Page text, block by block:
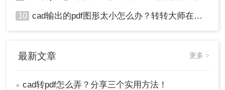
10 cad输出的pdf图形太小怎么办？转转大师在线搞定
最新文章 更多 >
● cad转pdf怎么弄？分享三个实用方法！